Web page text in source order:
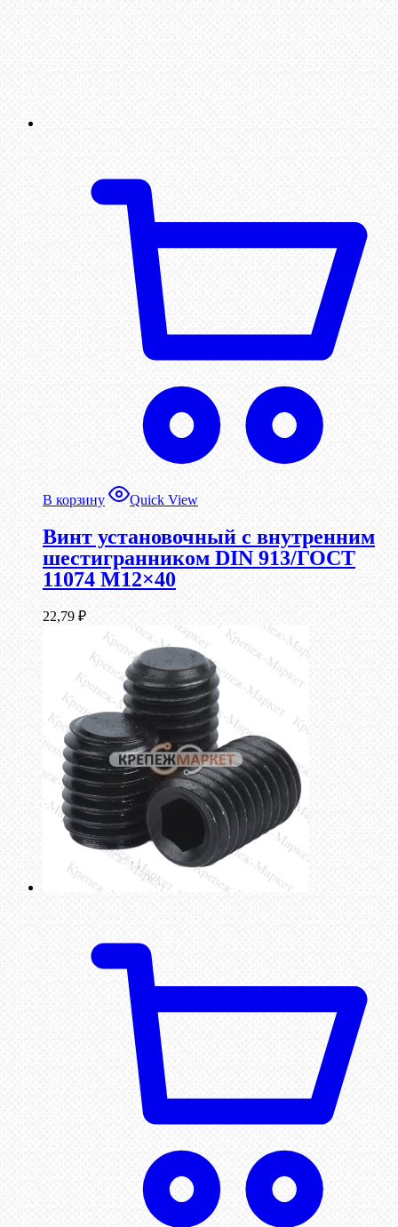
В корзину Quick View
Винт установочный с внутренним
шестигранником DIN 913/ГОСТ
11074 М12×40
22,79 ₽